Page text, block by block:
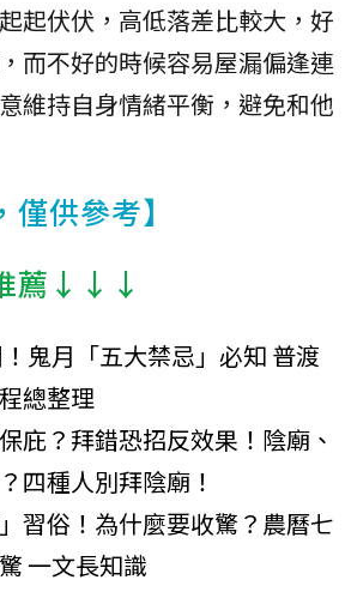
起伏伏，高低落差比較大，好
而不好的時候容易屋漏偏逢連
維持自身情緒平衡，避免和他
僅供參考】
薦↓↓↓
鬼月「五大禁忌」必知 普渡
總整理
庇？拜錯恐招反效果！陰廟、
四種人別拜陰廟！
習俗！為什麼要收驚？農曆七
一文長知識